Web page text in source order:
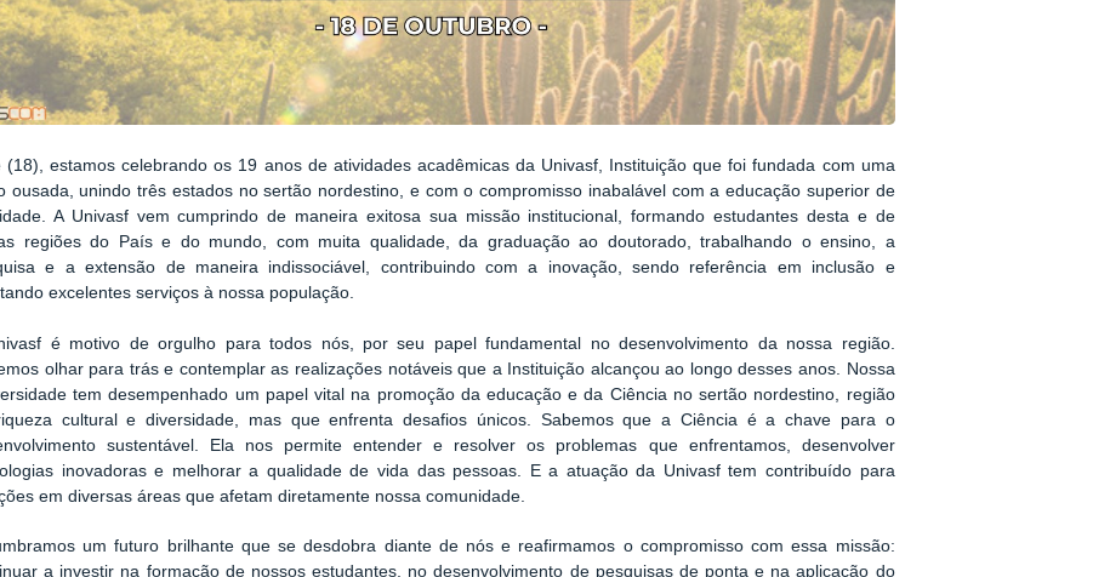
(18), estamos celebrando os 19 anos de atividades acadêmicas da Univasf, Instituição que foi fundada com uma
ousada, unindo três estados no sertão nordestino, e com o compromisso inabalável com a educação superior de
A Univasf vem cumprindo de maneira exitosa sua missão institucional, formando estudantes desta e de
regiões do País e do mundo, com muita qualidade, da graduação ao doutorado, trabalhando o ensino, a
e a extensão de maneira indissociável, contribuindo com a inovação, sendo referência em inclusão e
excelentes serviços à nossa população.
é motivo de orgulho para todos nós, por seu papel fundamental no desenvolvimento da nossa região.
olhar para trás e contemplar as realizações notáveis que a Instituição alcançou ao longo desses anos. Nossa
tem desempenhado um papel vital na promoção da educação e da Ciência no sertão nordestino, região
cultural e diversidade, mas que enfrenta desafios únicos. Sabemos que a Ciência é a chave para o
sustentável. Ela nos permite entender e resolver os problemas que enfrentamos, desenvolver
inovadoras e melhorar a qualidade de vida das pessoas. E a atuação da Univasf tem contribuído para
em diversas áreas que afetam diretamente nossa comunidade.
um futuro brilhante que se desdobra diante de nós e reafirmamos o compromisso com essa missão:
a investir na formação de nossos estudantes, no desenvolvimento de pesquisas de ponta e na aplicação do